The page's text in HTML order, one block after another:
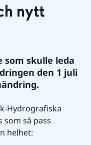
nytt
skulle leda
den 1 juli
Hydrografiska
som så pass
helhet: